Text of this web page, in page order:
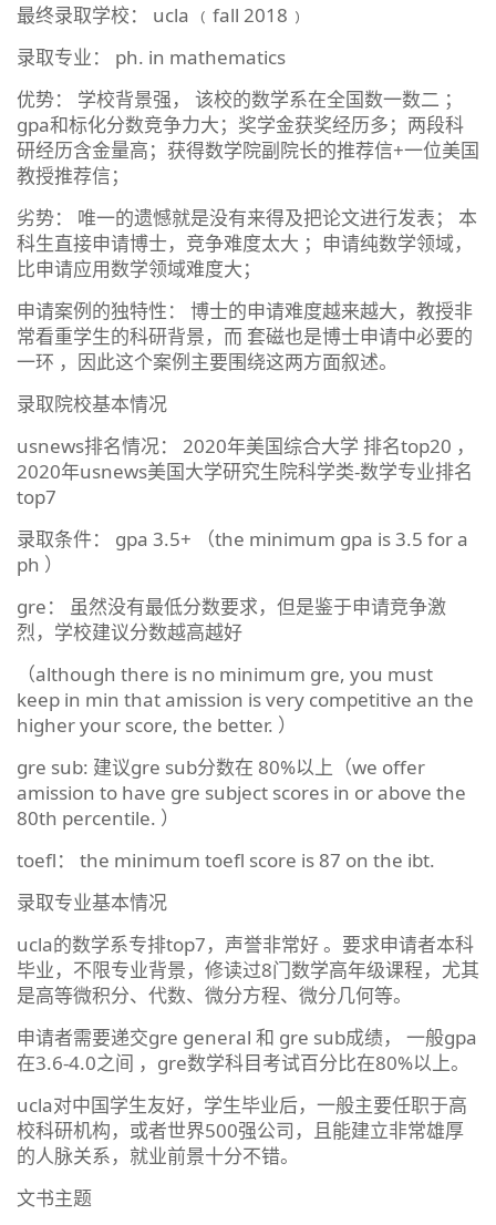
最终录取学校： ucla ﹙fall 2018﹚
录取专业： ph. in mathematics
优势： 学校背景强， 该校的数学系在全国数一数二 ；
gpa和标化分数竞争力大；奖学金获奖经历多；两段科
研经历含金量高；获得数学院副院长的推荐信+一位美国
教授推荐信；
劣势： 唯一的遗憾就是没有来得及把论文进行发表； 本
科生直接申请博士，竞争难度太大 ；申请纯数学领域，
比申请应用数学领域难度大；
申请案例的独特性： 博士的申请难度越来越大，教授非
常看重学生的科研背景，而 套磁也是博士申请中必要的
一环 ，因此这个案例主要围绕这两方面叙述。
录取院校基本情况
usnews排名情况： 2020年美国综合大学 排名top20 ，
2020年usnews美国大学研究生院科学类-数学专业排名
top7
录取条件： gpa 3.5+ （the minimum gpa is 3.5 for a
ph ）
gre： 虽然没有最低分数要求，但是鉴于申请竞争激
烈，学校建议分数越高越好
（although there is no minimum gre, you must
keep in min that amission is very competitive an the
higher your score, the better. ）
gre sub: 建议gre sub分数在 80%以上（we offer
amission to have gre subject scores in or above the
80th percentile. ）
toefl： the minimum toefl score is 87 on the ibt.
录取专业基本情况
ucla的数学系专排top7，声誉非常好 。要求申请者本科
毕业，不限专业背景，修读过8门数学高年级课程，尤其
是高等微积分、代数、微分方程、微分几何等。
申请者需要递交gre general 和 gre sub成绩， 一般gpa
在3.6-4.0之间 ，gre数学科目考试百分比在80%以上。
ucla对中国学生友好，学生毕业后，一般主要任职于高
校科研机构，或者世界500强公司，且能建立非常雄厚
的人脉关系，就业前景十分不错。
文书主题